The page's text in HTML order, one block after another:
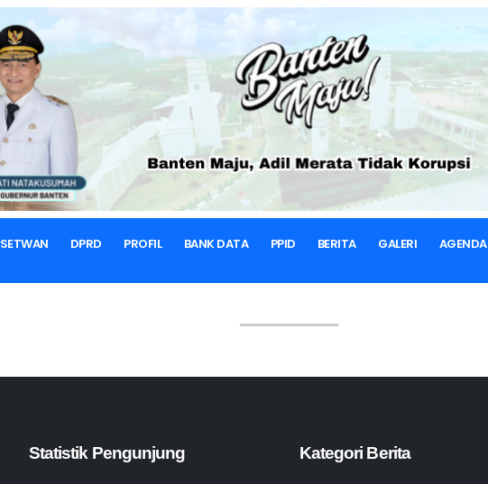
SETWAN DPRD PROFIL BANK DATA PPID BERITA GALERI AGENDA
Index Galeri
BERANDA GALERI FOTO
Statistik Pengunjung Kategori Berita